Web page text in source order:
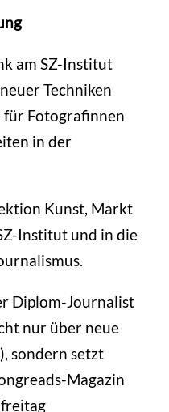
am SZ-Institut
Techniken
für Fotografinnen
in der
Kunst, Markt
Institut und in die
Diplom-Journalist
nur über neue
sondern setzt
Magazin